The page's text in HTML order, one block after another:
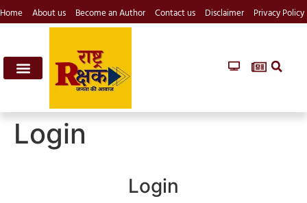
Home About us Become an Author Contact us Disclaimer Privacy Policy
Login
Login